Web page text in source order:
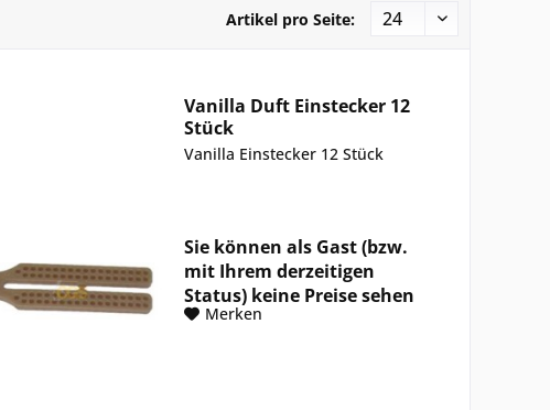
Artikel pro Seite:
Vanilla Duft Einstecker 12
Stück
Vanilla Einstecker 12 Stück
Sie können als Gast (bzw.
mit Ihrem derzeitigen
Status) keine Preise sehen
Merken